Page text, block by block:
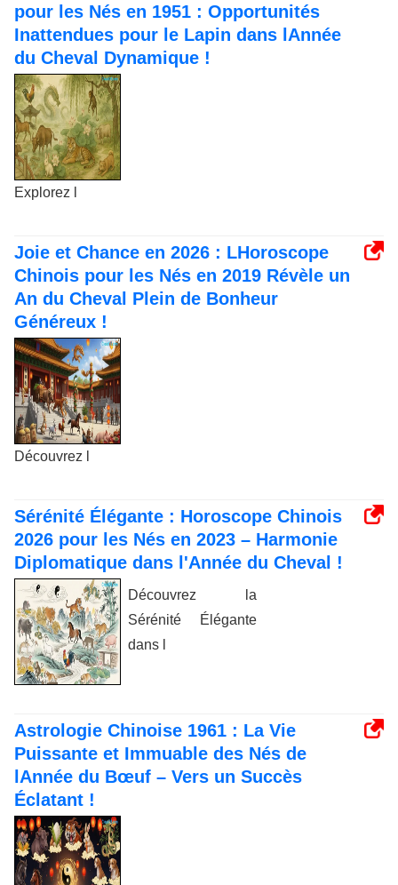
pour les Nés en 1951 : Opportunités
Inattendues pour le Lapin dans lAnnée
du Cheval Dynamique !
Explorez l
Joie et Chance en 2026 : LHoroscope
Chinois pour les Nés en 2019 Révèle un
An du Cheval Plein de Bonheur
Généreux !
Découvrez l
Sérénité Élégante : Horoscope Chinois
2026 pour les Nés en 2023 – Harmonie
Diplomatique dans l'Année du Cheval !
Découvrez la
Sérénité Élégante
dans l
Astrologie Chinoise 1961 : La Vie
Puissante et Immuable des Nés de
lAnnée du Bœuf – Vers un Succès
Éclatant !